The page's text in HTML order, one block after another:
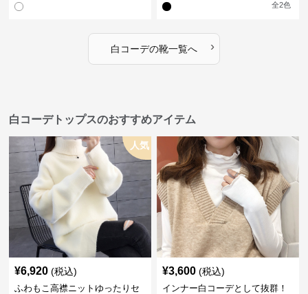
全2色
白コーデの靴一覧へ ›
白コーデトップスのおすすめアイテム
人気
¥6,920 (税込)
ふわもこ高襟ニットゆったりセ
¥3,600 (税込)
インナー白コーデとして抜群！